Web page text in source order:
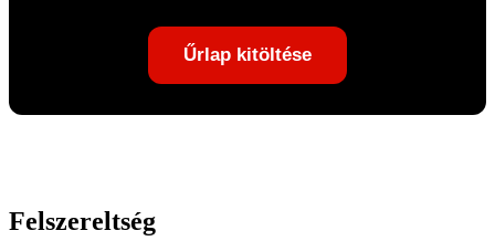
Űrlap kitöltése
Felszereltség